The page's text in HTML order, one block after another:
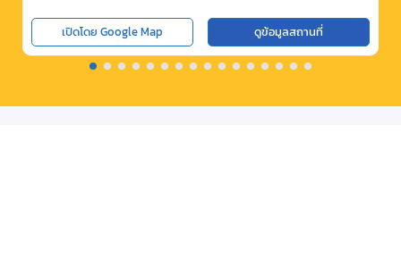
เปิดโดย Google Map ดูข้อมูลสถานที่